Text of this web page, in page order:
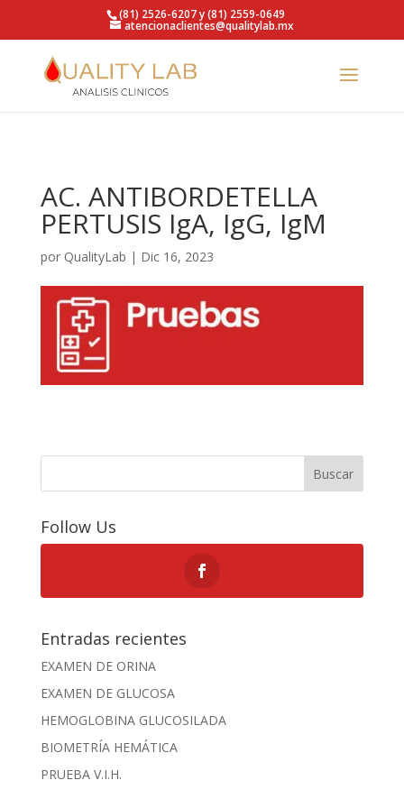
https://qualitylab.mx/(81) 2526-6207 y (81) 2559-0649
atencionaclientes@qualitylab.mx
AC. ANTIBORDETELLA
PERTUSIS IgA, IgG, IgM
por QualityLab | Dic 16, 2023
Buscar
Follow Us
Entradas recientes
EXAMEN DE ORINA
EXAMEN DE GLUCOSA
HEMOGLOBINA GLUCOSILADA
BIOMETRÍA HEMÁTICA
PRUEBA V.I.H.